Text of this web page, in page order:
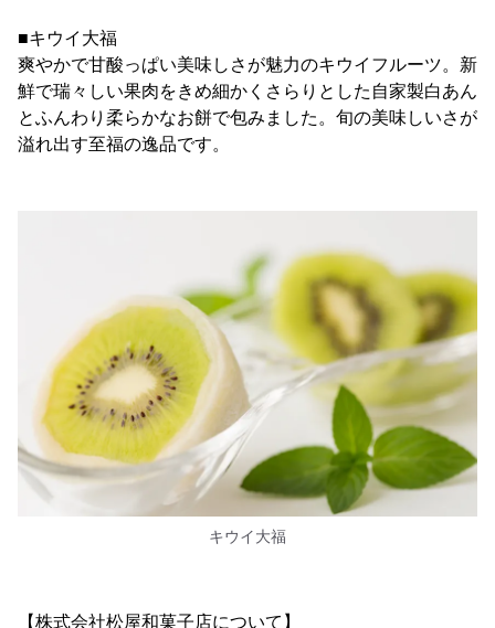
■キウイ大福
爽やかで甘酸っぱい美味しさが魅力のキウイフルーツ。新
鮮で瑞々しい果肉をきめ細かくさらりとした自家製白あん
とふんわり柔らかなお餅で包みました。旬の美味しいさが
溢れ出す至福の逸品です。
キウイ大福
【株式会社松屋和菓子店について】